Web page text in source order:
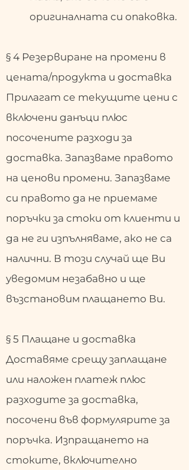
оригиналната си опаковка.
§ 4 Резервиране на промени в
цената/продукта и доставка
Прилагат се текущите цени с
включени данъци плюс
посочените разходи за
доставка. Запазваме правото
на ценови промени. Запазваме
си правото да не приемаме
поръчки за стоки от клиенти и
да не ги изпълняваме, ако не са
налични. В този случай ще Ви
уведомим незабавно и ще
възстановим плащането Ви.
§ 5 Плащане и доставка
Доставяме срещу заплащане
или наложен платеж плюс
разходите за доставка,
посочени във формулярите за
поръчка. Изпращането на
стоките, включително